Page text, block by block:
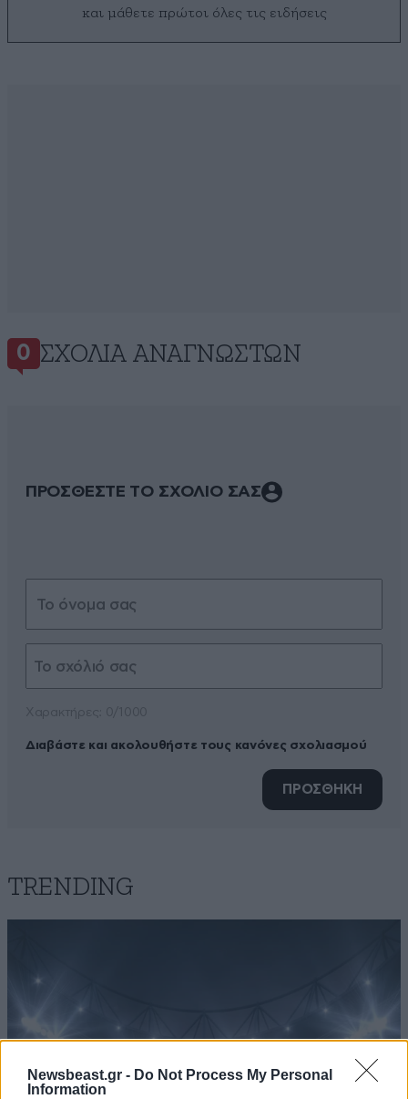
Newsbeast.gr - Do Not Process My Personal
Information
και μάθετε πρώτοι όλες τις ειδήσεις
0 ΣΧΌΛΙΑ ΑΝΑΓΝΩΣΤΏΝ
ΠΡΟΣΘΕΣΤΕ ΤΟ ΣΧΟΛΙΟ ΣΑΣ
Διαβάστε και ακολουθήστε τους κανόνες σχολιασμού
ΠΡΟΣΘΗΚΗ
TRENDING